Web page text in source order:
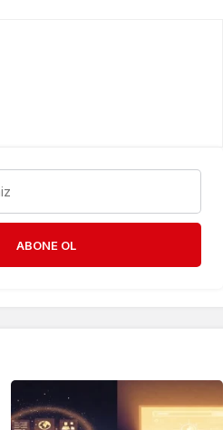
ABONE OL